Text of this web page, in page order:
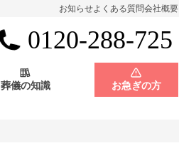
お知らせよくある質問会社概要
0120-288-725
葬儀の知識 お急ぎの方
会員制度
神奈川県